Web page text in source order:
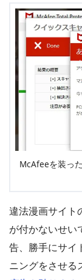
McAfeeを装っ
違法漫画サイト
が付かないせい
告、勝手にサイ
ニングをさせる